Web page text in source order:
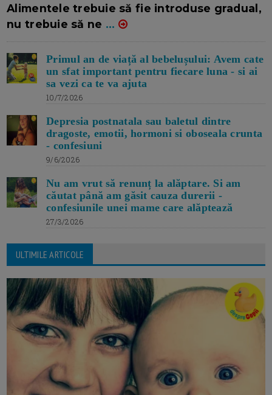
Alimentele trebuie să fie introduse gradual,
nu trebuie să ne ...
Primul an de viață al bebelușului: Avem cate
un sfat important pentru fiecare luna - si ai
sa vezi ca te va ajuta
10/7/2026
Depresia postnatala sau baletul dintre
dragoste, emotii, hormoni si oboseala crunta
- confesiuni
9/6/2026
Nu am vrut să renunț la alăptare. Si am
căutat până am găsit cauza durerii -
confesiunile unei mame care alăptează
27/3/2026
ULTIMILE ARTICOLE